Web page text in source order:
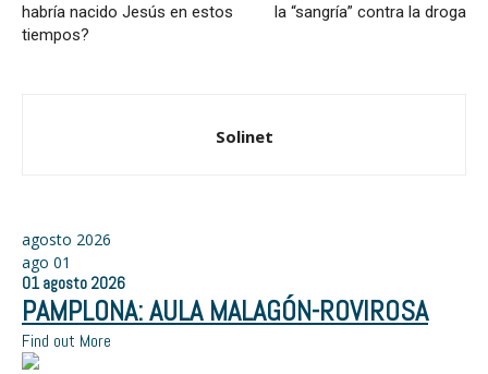
habría nacido Jesús en estos
tiempos?
la “sangría” contra la droga
Solinet
agosto 2026
ago 01
01 agosto 2026
PAMPLONA: AULA MALAGÓN-ROVIROSA
Find out More